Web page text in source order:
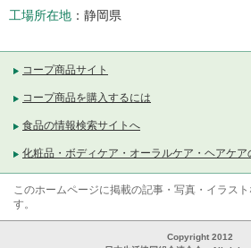
工場所在地
静岡県
コープ商品サイト
コープ商品を購入するには
食品の情報検索サイトへ
化粧品・ボディケア・オーラルケア・ヘアケ
このホームページに掲載の記事・写真・イラス
す。
Copyright 2012